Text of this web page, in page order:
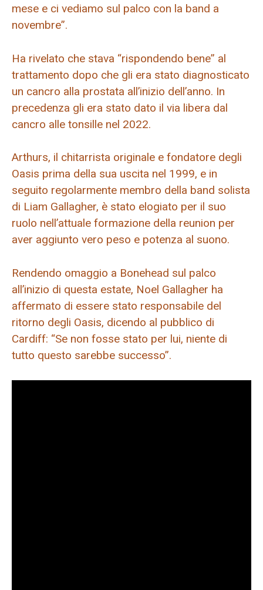
mese e ci vediamo sul palco con la band a
novembre”.
Ha rivelato che stava “rispondendo bene” al
trattamento dopo che gli era stato diagnosticato
un cancro alla prostata all’inizio dell’anno. In
precedenza gli era stato dato il via libera dal
cancro alle tonsille nel 2022.
Arthurs, il chitarrista originale e fondatore degli
Oasis prima della sua uscita nel 1999, e in
seguito regolarmente membro della band solista
di Liam Gallagher, è stato elogiato per il suo
ruolo nell’attuale formazione della reunion per
aver aggiunto vero peso e potenza al suono.
Rendendo omaggio a Bonehead sul palco
all’inizio di questa estate, Noel Gallagher ha
affermato di essere stato responsabile del
ritorno degli Oasis, dicendo al pubblico di
Cardiff: “Se non fosse stato per lui, niente di
tutto questo sarebbe successo”.